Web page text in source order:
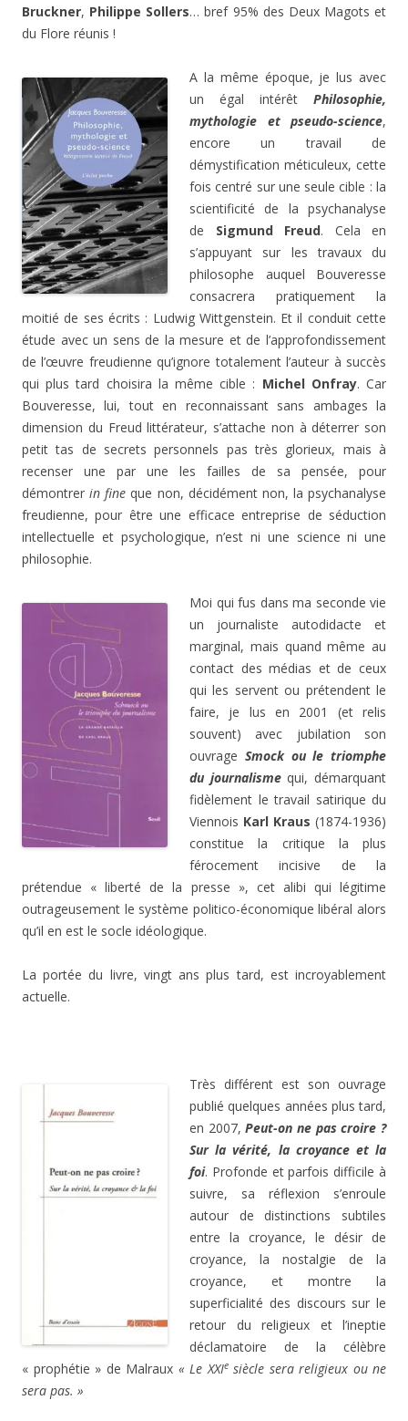
Bruckner, Philippe Sollers… bref 95% des Deux Magots et
du Flore réunis !
A la même époque, je lus avec
un égal intérêt Philosophie,
mythologie et pseudo-science,
encore un travail de
démystification méticuleux, cette
fois centré sur une seule cible : la
scientificité de la psychanalyse
de Sigmund Freud. Cela en
s’appuyant sur les travaux du
philosophe auquel Bouveresse
consacrera pratiquement la
moitié de ses écrits : Ludwig Wittgenstein. Et il conduit cette
étude avec un sens de la mesure et de l’approfondissement
de l’œuvre freudienne qu’ignore totalement l’auteur à succès
qui plus tard choisira la même cible : Michel Onfray. Car
Bouveresse, lui, tout en reconnaissant sans ambages la
dimension du Freud littérateur, s’attache non à déterrer son
petit tas de secrets personnels pas très glorieux, mais à
recenser une par une les failles de sa pensée, pour
démontrerin fine que non, décidément non, la psychanalyse
freudienne, pour être une efficace entreprise de séduction
intellectuelle et psychologique, n’est ni une science ni une
philosophie.
Moi qui fus dans ma seconde vie
un journaliste autodidacte et
marginal, mais quand même au
contact des médias et de ceux
qui les servent ou prétendent le
faire, je lus en 2001 (et relis
souvent) avec jubilation son
ouvrage Smock ou le triomphe
du journalismequi, démarquant
fidèlement le travail satirique du
Viennois Karl Kraus (1874-1936)
constitue la critique la plus
férocement incisive de la
prétendue « liberté de la presse », cet alibi qui légitime
outrageusement le système politico-économique libéral alors
qu’il en est le socle idéologique.
La portée du livre, vingt ans plus tard, est incroyablement
actuelle.
Très différent est son ouvrage
publié quelques années plus tard,
en 2007,Peut-on ne pas croire ?
Sur la vérité, la croyance et la
foi. Profonde et parfois difficile à
suivre, sa réflexion s’enroule
autour de distinctions subtiles
entre la croyance, le désir de
croyance, la nostalgie de la
croyance, et montre la
superficialité des discours sur le
retour du religieux et l’ineptie
déclamatoire de la célèbre
« prophétie » de Malraux « Le XXIesiècle sera religieux ou ne
sera pas. »